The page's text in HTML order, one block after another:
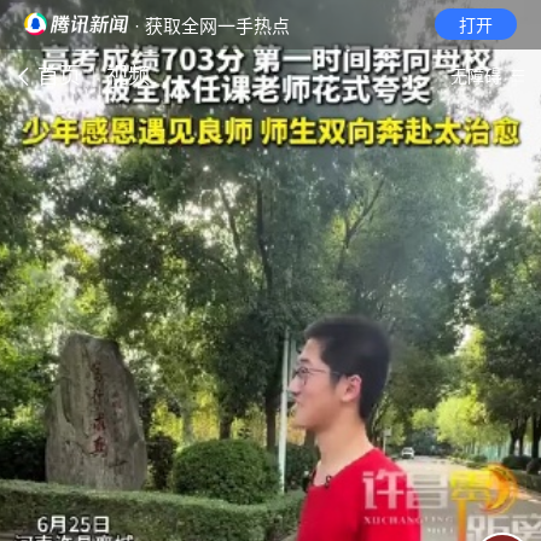
· 获取全网一手热点 打开
首页 视频 无障碍